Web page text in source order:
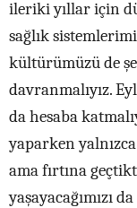
ileriki yıllar için
sağlık
kültürümüzü de
davranmalıyız.
da hesaba
yaparken yalnızca
ama fırtına
yaşayacağımızı